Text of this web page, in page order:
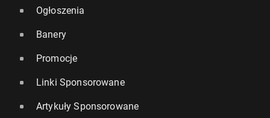
Ogłoszenia
Banery
Promocje
Linki Sponsorowane
Artykuły Sponsorowane